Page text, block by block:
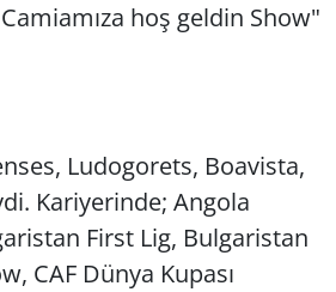
hoş geldin Show"
Ludogorets, Boavista,
Kariyerinde; Angola
First Lig, Bulgaristan
CAF Dünya Kupası